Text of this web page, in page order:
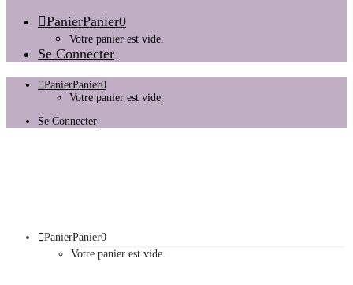
PanierPanier0
Votre panier est vide.
Se Connecter
PanierPanier0
Votre panier est vide.
Se Connecter
PanierPanier0
Votre panier est vide.